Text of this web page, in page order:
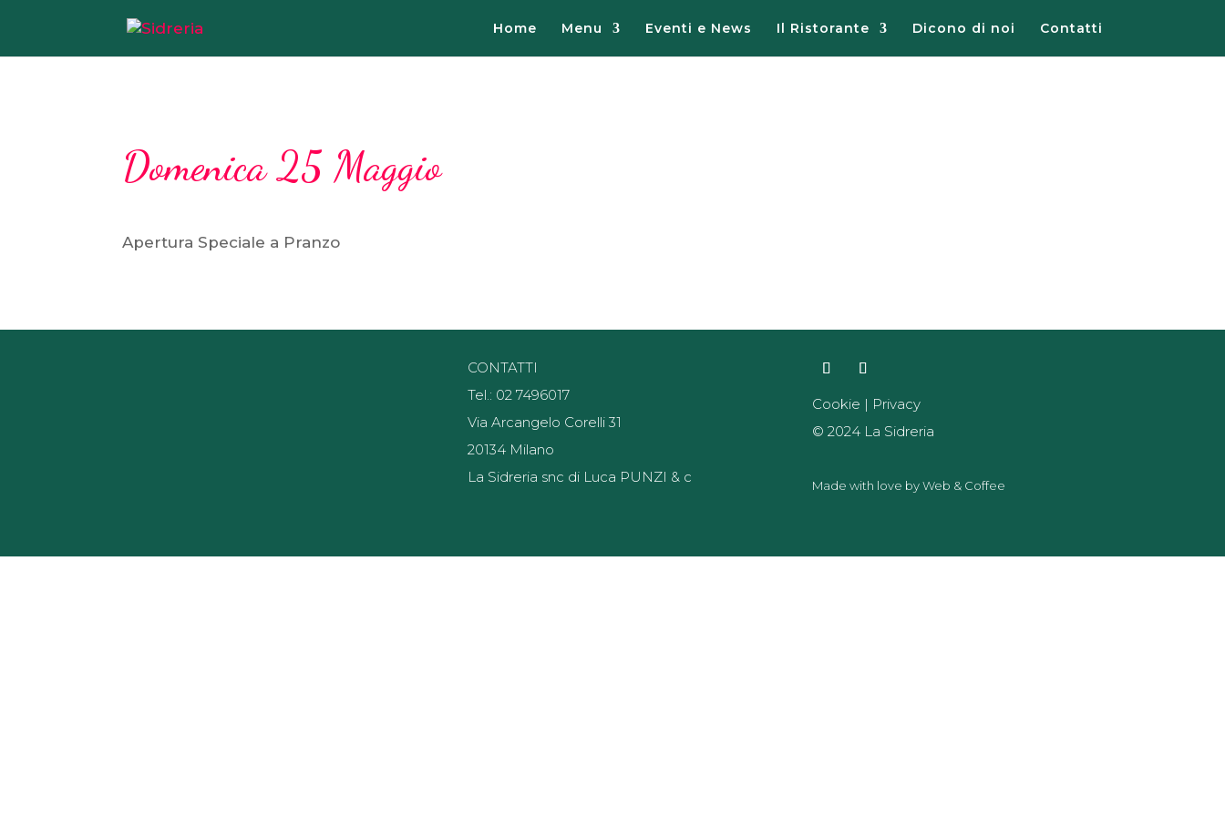
Home Menu Eventi e News Il Ristorante Dicono di noi Contatti
Domenica 25 Maggio
Apertura Speciale a Pranzo
CONTATTI
Tel.: 02 7496017
Via Arcangelo Corelli 31
20134 Milano
La Sidreria snc di Luca PUNZI & c
Cookie | Privacy
© 2024 La Sidreria
Made with love byWeb & Coffee